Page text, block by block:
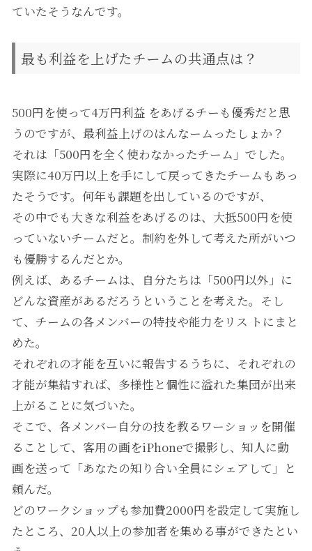
ていたそうなんです。
最も利益を上げたチームの共通点は？
500円を使って4万円利益 をあげるチーも優秀だと思
うのですが、最利益上げのはんなームったしょか？
それは「500円を全く使わなかったチーム」でした。
実際に40万円以上を手にして戻ってきたチームもあっ
たそうです。何年も課題を出しているのですが、
その中でも大きな利益をあげるのは、大抵500円を使
っていないチームだと。制約を外して考えた所がいつ
も優勝するんだとか。
例えば、あるチームは、自分たちは「500円以外」に
どんな資産があるだろうということを考えた。そし
て、チームの各メンバーの特技や能力をリス トにまと
めた。
それぞれの才能を互いに報告するうちに、それぞれの
才能が集結すれば、多様性と個性に溢れた集団が出来
上がることに気づいた。
そこで、各メンバー自分の技を教るワーショッを開催
ることして、客用の画をiPhoneで撮影し、知人に動
画を送って「あなたの知り合い全員にシェアして」と
頼んだ。
どのワークショップも参加費2000円を設定して実施し
たところ、20人以上の参加者を集める事ができたとい